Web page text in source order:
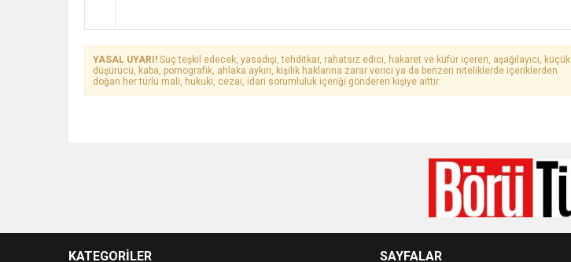
YASAL UYARI! Suç teşkil edecek, yasadışı, tehditkar, rahatsız edici, hakaret ve küfür içeren, aşağılayıcı, küçük
düşürücü, kaba, pornografik, ahlaka aykırı, kişilik haklarına zarar verici ya da benzeri niteliklerde içeriklerden
doğan her türlü mali, hukuki, cezai, idari sorumluluk içeriği gönderen kişiye aittir.
KATEGORİLER SAYFALAR